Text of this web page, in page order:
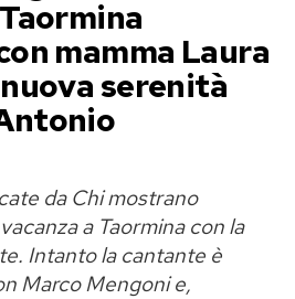
è stataSciacca,
2026 del Google
che da anni rappresenta
più riservati dell’estate
e gli eventi legati alla
ha preferito evitare un
Stati Uniti,
mamma Laura
serenità
da Chi mostrano
a Taormina con la
Intanto la cantante è
Marco Mengoni e,